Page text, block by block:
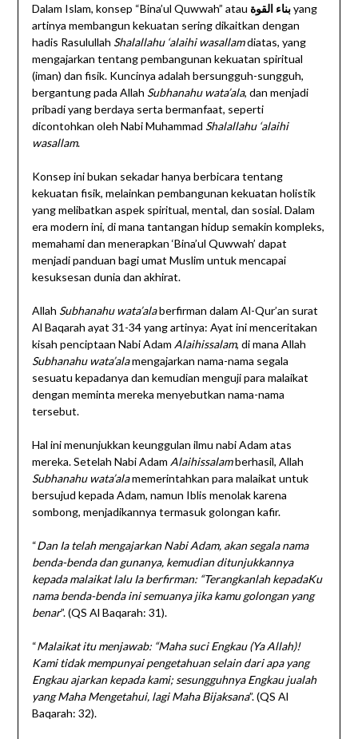
Dalam Islam, konsep “Bina’ul Quwwah” atau بناء القوةyang
artinya membangun kekuatan sering dikaitkan dengan
hadis Rasulullah Shalallahu ‘alaihi wasallamdiatas, yang
mengajarkan tentang pembangunan kekuatan spiritual
(iman) dan fisik. Kuncinya adalah bersungguh-sungguh,
bergantung pada Allah Subhanahu wata’ala, dan menjadi
pribadi yang berdaya serta bermanfaat, seperti
dicontohkan oleh Nabi Muhammad Shalallahu ‘alaihi
wasallam.
Konsep ini bukan sekadar hanya berbicara tentang
kekuatan fisik, melainkan pembangunan kekuatan holistik
yang melibatkan aspek spiritual, mental, dan sosial. Dalam
era modern ini, di mana tantangan hidup semakin kompleks,
memahami dan menerapkan ‘Bina’ul Quwwah’ dapat
menjadi panduan bagi umat Muslim untuk mencapai
kesuksesan dunia dan akhirat.
Allah Subhanahu wata’alaberfirman dalam Al-Qur’an surat
Al Baqarah ayat 31-34 yang artinya: Ayat ini menceritakan
kisah penciptaan Nabi Adam Alaihissalam, di mana Allah
Subhanahu wata’alamengajarkan nama-nama segala
sesuatu kepadanya dan kemudian menguji para malaikat
dengan meminta mereka menyebutkan nama-nama
tersebut.
Hal ini menunjukkan keunggulan ilmu nabi Adam atas
mereka. Setelah Nabi Adam Alaihissalamberhasil, Allah
Subhanahu wata’alamemerintahkan para malaikat untuk
bersujud kepada Adam, namun Iblis menolak karena
sombong, menjadikannya termasuk golongan kafir.
“Dan Ia telah mengajarkan Nabi Adam, akan segala nama
benda-benda dan gunanya, kemudian ditunjukkannya
kepada malaikat lalu Ia berfirman: “Terangkanlah kepadaKu
nama benda-benda ini semuanya jika kamu golongan yang
benar”. (QS Al Baqarah: 31).
“Malaikat itu menjawab: “Maha suci Engkau (Ya Allah)!
Kami tidak mempunyai pengetahuan selain dari apa yang
Engkau ajarkan kepada kami; sesungguhnya Engkau jualah
yang Maha Mengetahui, lagi Maha Bijaksana”. (QS Al
Baqarah: 32).